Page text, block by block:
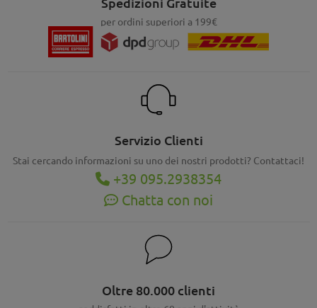
per ordini superiori a 199€
Servizio Clienti
Stai cercando informazioni su uno dei nostri prodotti? Contattaci!
+39 095.2938354
Chatta con noi
Oltre 80.000 clienti